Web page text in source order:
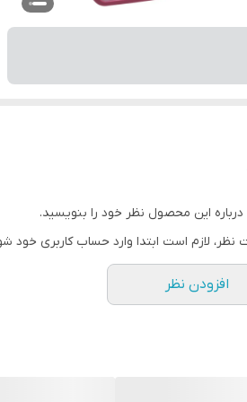
این محصول نظر خود را بنویسید.
نظر، لازم است ابتدا وارد حساب کاربری خود
افزودن نظر